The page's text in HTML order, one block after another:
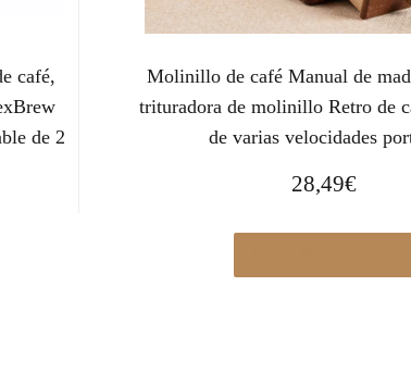
café,
de 2
Molinillo de café Manual de
trituradora de molinillo Retro de
de varias velocidades
28,49€